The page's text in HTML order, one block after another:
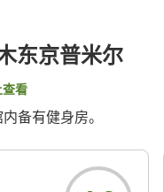
东京普米尔
查看
备有健身房。